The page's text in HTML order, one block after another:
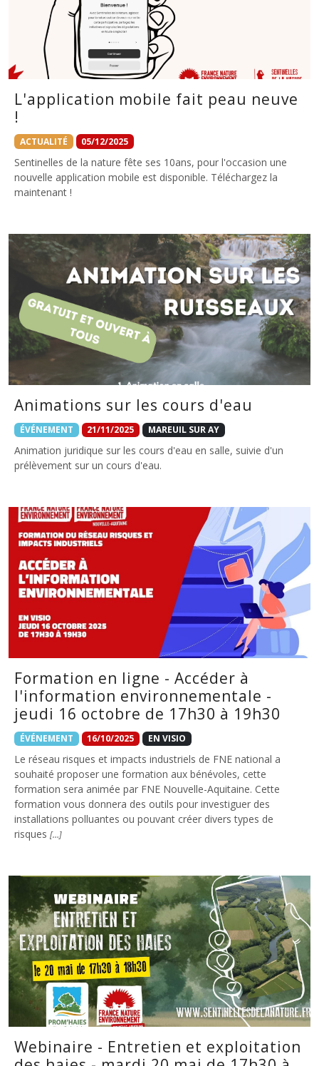
L'application mobile fait peau neuve
!
ACTUALITÉ 05/12/2025
Sentinelles de la nature fête ses 10ans, pour l'occasion une
nouvelle application mobile est disponible. Téléchargez la
maintenant !
Animations sur les cours d'eau
ÉVÉNEMENT 21/11/2025 MAREUIL SUR AY
Animation juridique sur les cours d'eau en salle, suivie d'un
prélèvement sur un cours d'eau.
Formation en ligne - Accéder à
l'information environnementale -
jeudi 16 octobre de 17h30 à 19h30
ÉVÉNEMENT 16/10/2025 EN VISIO
Le réseau risques et impacts industriels de FNE national a
souhaité proposer une formation aux bénévoles, cette
formation sera animée par FNE Nouvelle-Aquitaine. Cette
formation vous donnera des outils pour investiguer des
installations polluantes ou pouvant créer divers types de
risques […]
Webinaire - Entretien et exploitation